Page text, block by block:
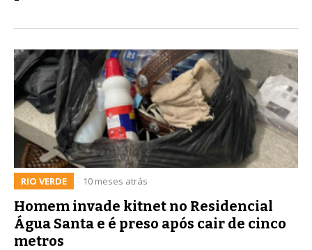
RIO VERDE 10 meses atrás
Homem invade kitnet no Residencial
Água Santa e é preso após cair de cinco
metros